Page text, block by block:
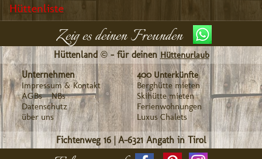
Hüttenliste
Zeig es deinen Freunden
Hüttenland © - für deinen Hüttenurlaub
Unternehmen
Impressum & Kontakt
AGBs
NBs
Datenschutz
über uns
400 Unterkünfte
Berghütte mieten
Skihütte mieten
Ferienwohnungen
Luxus Chalets
Fichtenweg 16 |A-6321 Angath in Tirol